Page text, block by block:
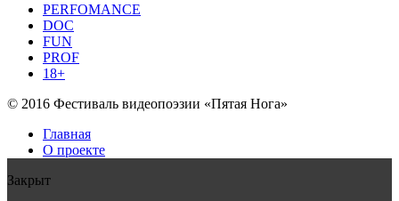
PERFOMANCE
DOC
FUN
PROF
18+
© 2016 Фестиваль видеопоэзии «Пятая Нога»
Главная
О проекте
Закрыт